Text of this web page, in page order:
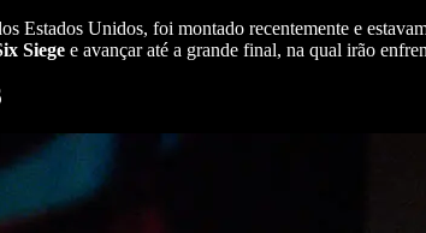
Estados Unidos, foi montado recentemente e
Siege e avançar até a grande final, na qual irão